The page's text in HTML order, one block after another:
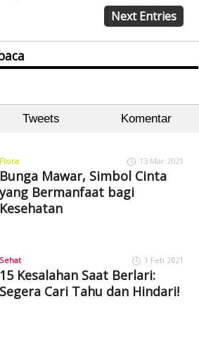
Next Entries
Tweets Komentar
Flora 13 Mar 2021
Bunga Mawar, Simbol Cinta
Bermanfaat bagi
Kesehatan
Sehat 1 Feb 2021
15 Kesalahan Saat Berlari:
Segera Cari Tahu dan Hindari!